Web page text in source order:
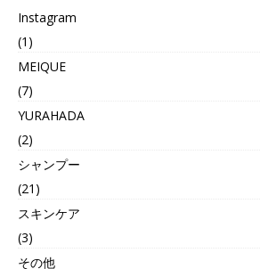
Instagram
(1)
MEIQUE
(7)
YURAHADA
(2)
シャンプー
(21)
スキンケア
(3)
その他